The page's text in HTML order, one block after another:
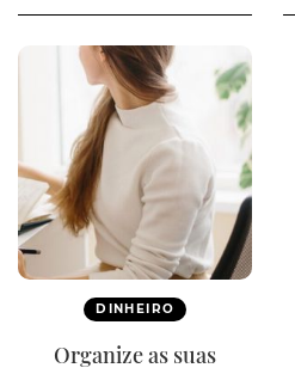
DINHEIRO
Organize as suas